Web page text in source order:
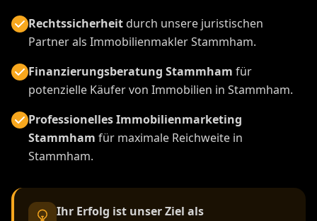
Rechtssicherheitdurch unsere juristischen
Partner als Immobilienmakler Stammham.
Finanzierungsberatung Stammham für
potenzielle Käufer von Immobilien in Stammham.
Professionelles Immobilienmarketing
Stammham für maximale Reichweite in
Stammham.
Ihr Erfolg ist unser Ziel als